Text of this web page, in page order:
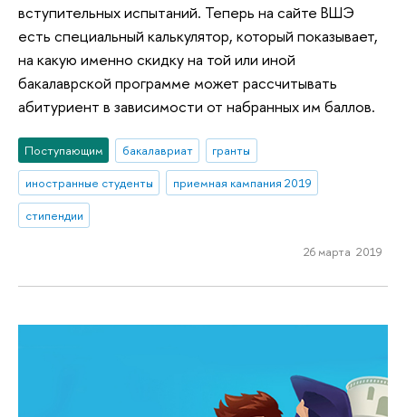
вступительных испытаний. Теперь на сайте ВШЭ
есть специальный калькулятор, который показывает,
на какую именно скидку на той или иной
бакалаврской программе может рассчитывать
абитуриент в зависимости от набранных им баллов.
Поступающим бакалавриат
гранты
иностранные студенты
приемная кампания 2019
стипендии
26 марта 2019